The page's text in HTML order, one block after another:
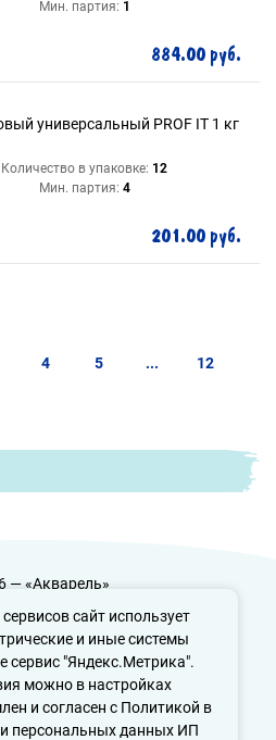
сайт использует
и иные системы
сервис "Яндекс.Метрика".
можно в настройках
и согласен с Политикой в
персональных данных ИП
Мин. партия: 1
884.00 руб.
универсальный PROF IT 1 кг
Количество в упаковке: 12
Мин. партия: 4
201.00 руб.
4 5 ... 12
— «Акварель»